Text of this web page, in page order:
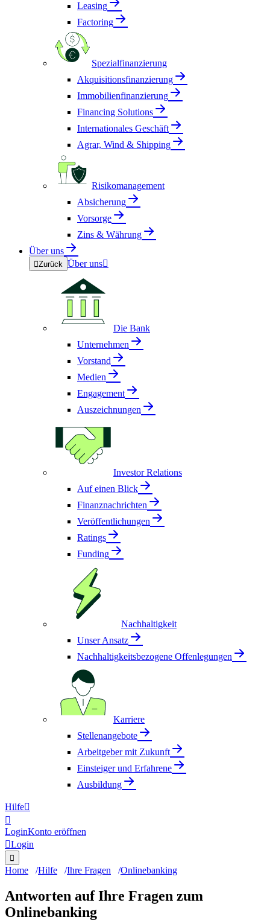
Leasing
Factoring
Spezialfinanzierung
Akquisitionsfinanzierung
Immobilienfinanzierung
Financing Solutions
Internationales Geschäft
Agrar, Wind & Shipping
Risikomanagement
Absicherung
Vorsorge
Zins & Währung
Über uns
Zurück Über uns
Die Bank
Unternehmen
Vorstand
Medien
Engagement
Auszeichnungen
Investor Relations
Auf einen Blick
Finanznachrichten
Veröffentlichungen
Ratings
Funding
Nachhaltigkeit
Unser Ansatz
Nachhaltigkeitsbezogene Offenlegungen
Karriere
Stellenangebote
Arbeitgeber mit Zukunft
Einsteiger und Erfahrene
Ausbildung
Hilfe

LoginKonto eröffnen
Login

Home Hilfe Ihre Fragen Onlinebanking
Antworten auf Ihre Fragen zum
Onlinebanking